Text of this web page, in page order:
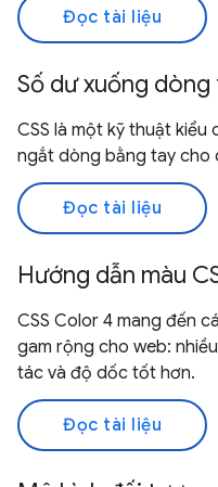
Đọc tài liệu
Số dư xuống dòng
CSS là một kỹ thuật
ngắt dòng bằng tay cho
Đọc tài liệu
Hướng dẫn màu
CSS Color 4 mang đến
gam rộng cho web:
tác và độ dốc tốt hơn.
Đọc tài liệu